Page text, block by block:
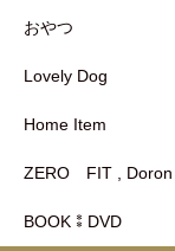
おやつ
Lovely Dog
Home Item
ZERO FIT , Doron
BOOK⁑DVD